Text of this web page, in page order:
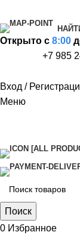
Открыто c 8:00
+7 985
Вход /
Меню
Поиск
0 Избранное